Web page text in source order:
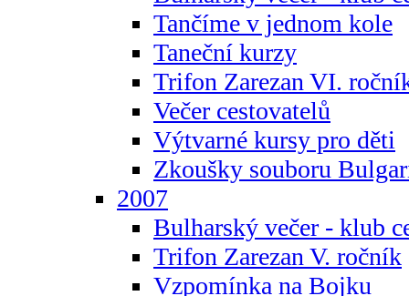
Tančíme v jednom kole
Taneční kurzy
Trifon Zarezan VI.
Večer cestovatelů
Výtvarné kursy pro děti
Zkoušky souboru
2007
Bulharský večer - klub
Trifon Zarezan V. ročník
Vzpomínka na Bojku